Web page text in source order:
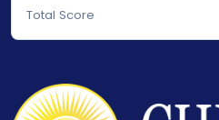
Total Score